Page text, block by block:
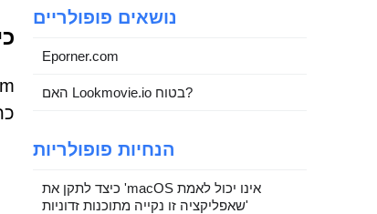
נושאים פופולריים
Eporner.com
האם Lookmovie.io בטוח?
הנחיות פופולריות
כיצד לתקן את 'macOS אינו יכול לאמת
שאפליקציה זו נקייה מתוכנות זדוניות'